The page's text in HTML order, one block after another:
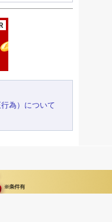
為）について